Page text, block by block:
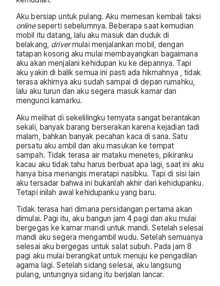
Aku bersiap untuk pulang. Aku memesan kembali taksi
onlineseperti sebelumnya. Beberapa saat kemudian
mobil itu datang, lalu aku masuk dan duduk di
belakang, drivermulai menjalankan mobil, dengan
tatapan kosong aku mulai membayangkan bagaimana
aku akan menjalani kehidupan ku ke depannya. Tapi
aku yakin di balik semua ini pasti ada hikmahnya , tidak
terasa akhirnya aku sudah sampai di depan rumahku,
lalu aku turun dan aku segera masuk kamar dan
mengunci kamarku.
Aku melihat di sekelilingku ternyata sangat berantakan
sekali, banyak barang berserakan karena kejadian tadi
malam, bahkan banyak pecahan kaca di sana. Satu
persatu aku ambil dan aku masukan ke tempat
sampah. Tidak terasa air mataku menetes, pikiranku
kacau aku tidak tahu harus berbuat apa lagi, saat ini aku
hanya bisa menangis meratapi nasibku. Tapi di sisi lain
aku tersadar bahwa ini bukanlah akhir dari kehidupanku.
Tetapi inilah awal kehidupanku yang baru.
Tidak terasa hari dimana persidangan pertama akan
dimulai. Pagi itu, aku bangun jam 4 pagi dan aku mulai
bergegas ke kamar mandi untuk mandi. Setelah selesai
mandi aku segera mengambil wudu. Setelah semuanya
selesai aku bergegas untuk salat subuh. Pada jam 8
pagi aku mulai berangkat untuk menuju ke pengadilan
agama lagi. Setelah sidang selesai, aku langsung
pulang, untungnya sidang itu berjalan lancar.